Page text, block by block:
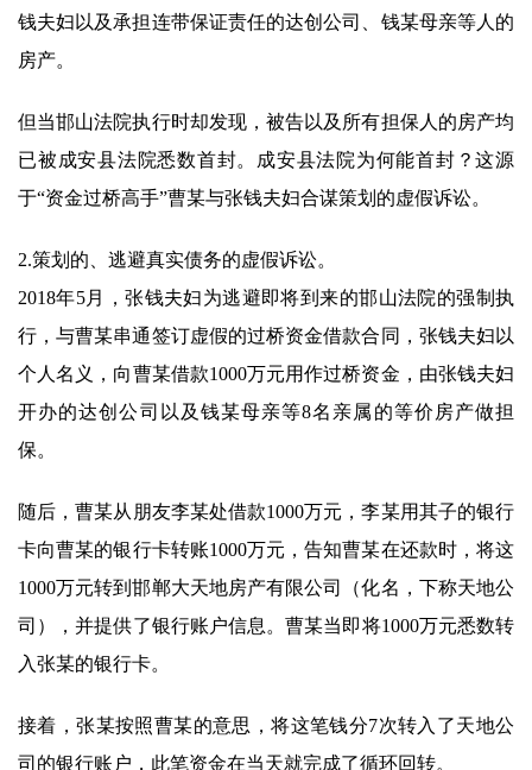
钱夫妇以及承担连带保证责任的达创公司、钱某母亲等人的
房产。
但当邯山法院执行时却发现，被告以及所有担保人的房产均
已被成安县法院悉数首封。成安县法院为何能首封？这源
于“资金过桥高手”曹某与张钱夫妇合谋策划的虚假诉讼。
2.策划的、逃避真实债务的虚假诉讼。
2018年5月，张钱夫妇为逃避即将到来的邯山法院的强制执
行，与曹某串通签订虚假的过桥资金借款合同，张钱夫妇以
个人名义，向曹某借款1000万元用作过桥资金，由张钱夫妇
开办的达创公司以及钱某母亲等8名亲属的等价房产做担
保。
随后，曹某从朋友李某处借款1000万元，李某用其子的银行
卡向曹某的银行卡转账1000万元，告知曹某在还款时，将这
1000万元转到邯郸大天地房产有限公司（化名，下称天地公
司），并提供了银行账户信息。曹某当即将1000万元悉数转
入张某的银行卡。
接着，张某按照曹某的意思，将这笔钱分7次转入了天地公
司的银行账户，此笔资金在当天就完成了循环回转。